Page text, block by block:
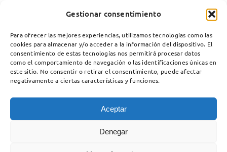
Gestionar consentimiento
Para ofrecer las mejores experiencias, utilizamos tecnologías como las
cookies para almacenar y/o acceder a la información del dispositivo. El
consentimiento de estas tecnologías nos permitirá procesar datos
como el comportamiento de navegación o las identificaciones únicas en
este sitio. No consentir o retirar el consentimiento, puede afectar
negativamente a ciertas características y funciones.
Aceptar
Denegar
Especialista en Neurología (Hospital de la Santa
Unidad de Enfermedades Neuromusculares
Hospital Santa Creu i Sant Pau